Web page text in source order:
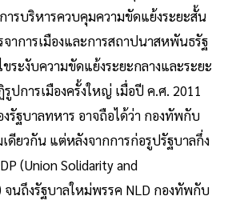
รบริหารควบคุมความขัดแย้งระยะสั้น
จาการเมืองและการสถาปนาสหพันธรัฐ
ระงับความขัดแย้งระยะกลางและระยะ
ปการเมืองครั้งใหญ่ เมื่อปี ค.ศ. 2011
รัฐบาลทหาร อาจถือได้ว่า กองทัพกับ
ดียวกัน แต่หลังจากการก่อรูปรัฐบาลกึ่ง
(Union Solidarity and
จนถึงรัฐบาลใหม่พรรค NLD กองทัพกับ